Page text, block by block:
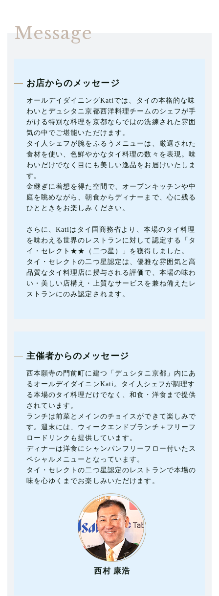
Message
お店からのメッセージ
オールデイダイニングKatiでは、タイの本格的な味
わいとデュシタニ京都西洋料理チームのシェフが手
がける特別な料理を京都ならではの洗練された雰囲
気の中でご堪能いただけます。
タイ人シェフが腕をふるうメニューは、厳選された
食材を使い、色鮮やかなタイ料理の数々を表現。味
わいだけでなく目にも美しい逸品をお届けいたしま
す。
金継ぎに着想を得た空間で、オープンキッチンや中
庭を眺めながら、朝食からディナーまで、心に残る
ひとときをお楽しみください。
さらに、Katiはタイ国商務省より、本場のタイ料理
を味わえる世界のレストランに対して認定する「タ
イ・セレクト★★（二つ星）」を獲得しました。
タイ・セレクトの二つ星認定は、優雅な雰囲気と高
品質なタイ料理店に授与される評価で、本場の味わ
い・美しい店構え・上質なサービスを兼ね備えたレ
ストランにのみ認定されます。
主催者からのメッセージ
西本願寺の門前町に建つ「デュシタニ京都」内にあ
るオールデイダイニンKati。タイ人シェフが調理す
る本場のタイ料理だけでなく、和食・洋食まで提供
されています。
ランチは前菜とメインのチョイスができて楽しみで
す。週末には、ウィークエンドブランチ＋フリーフ
ロードリンクも提供しています。
ディナーは洋食にシャンパンフリーフロー付いたス
ペシャルメニューとなっています。
タイ・セレクトの二つ星認定のレストランで本場の
味を心ゆくまでお楽しみいただけます。
西村 康浩